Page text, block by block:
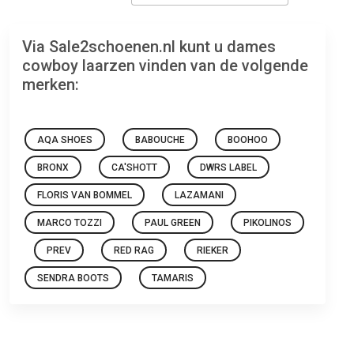
Via Sale2schoenen.nl kunt u dames
cowboy laarzen vinden van de volgende
merken:
AQA SHOES BABOUCHE BOOHOO
BRONX CA'SHOTT DWRS LABEL
FLORIS VAN BOMMEL LAZAMANI
MARCO TOZZI PAUL GREEN PIKOLINOS
PREV RED RAG RIEKER
SENDRA BOOTS TAMARIS